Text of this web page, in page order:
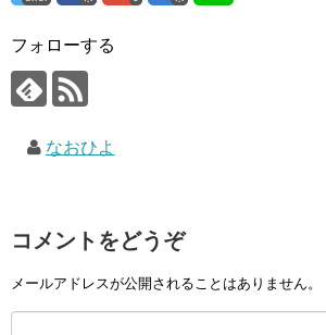
フォローする
なおひよ
コメントをどうぞ
メールアドレスが公開されることはありません。